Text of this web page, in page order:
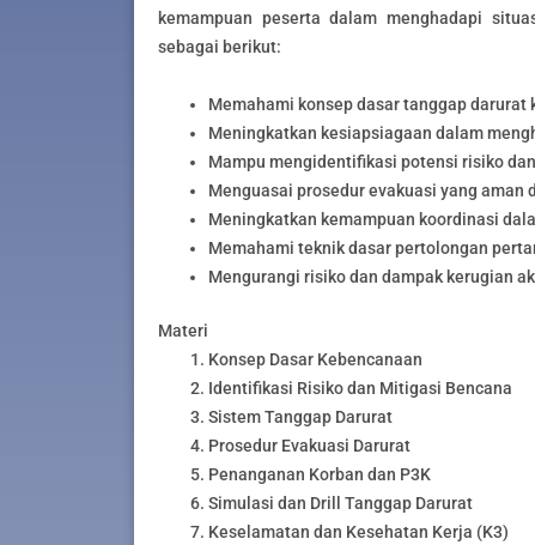
kemampuan peserta dalam menghadapi
sebagai berikut:
Memahami konsep dasar tanggap darurat
Meningkatkan kesiapsiagaan dalam
Mampu mengidentifikasi potensi risiko
Menguasai prosedur evakuasi yang aman
Meningkatkan kemampuan koordinasi
Memahami teknik dasar pertolongan
Mengurangi risiko dan dampak kerugian
Materi
Konsep Dasar Kebencanaan
Identifikasi Risiko dan Mitigasi Bencana
Sistem Tanggap Darurat
Prosedur Evakuasi Darurat
Penanganan Korban dan P3K
Simulasi dan Drill Tanggap Darurat
Keselamatan dan Kesehatan Kerja (K3)